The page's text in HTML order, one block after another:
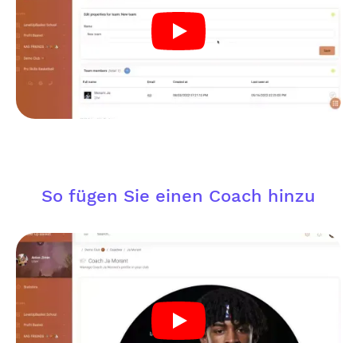
So fügen Sie einen Coach hinzu